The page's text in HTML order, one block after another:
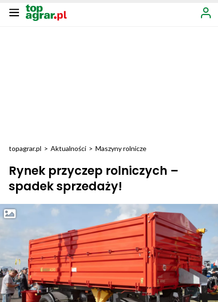
topagrar.pl > Aktualności > Maszyny rolnicze
Rynek przyczep rolniczych –
spadek sprzedaży!